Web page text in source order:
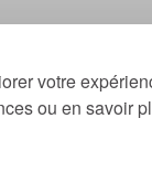
votre
ou en savoir